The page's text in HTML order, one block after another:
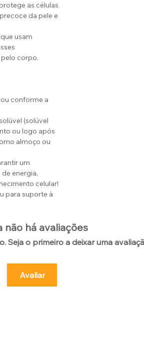
as células
da pele e
usam
corpo.
conforme a
(solúvel
ou logo após
almoço ou
um
energia,
celular!
para suporte à
não há avaliações
Seja o primeiro a deixar uma
Avaliar